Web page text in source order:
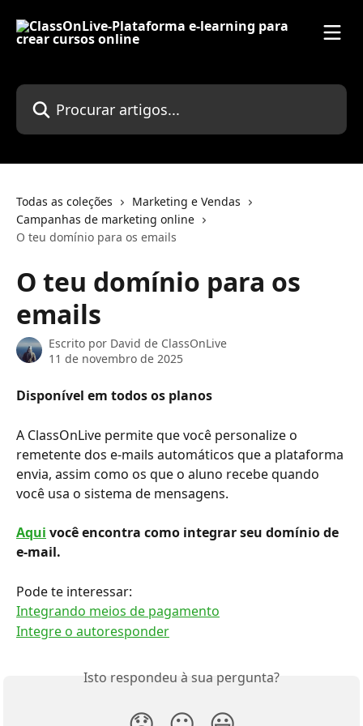
Procurar artigos...
Todas as coleções
Marketing e Vendas
Campanhas de marketing online
O teu domínio para os emails
O teu domínio para os
emails
Escrito por David de ClassOnLive
11 de novembro de 2025
Disponível em todos os planos
A ClassOnLive permite que você personalize o
remetente dos e-mails automáticos que a plataforma
envia, assim como os que o aluno recebe quando
você usa o sistema de mensagens.
Aqui você encontra como integrar seu domínio de
e-mail.
Pode te interessar:
Integrando meios de pagamento
Integre o autoresponder
Isto respondeu à sua pergunta?